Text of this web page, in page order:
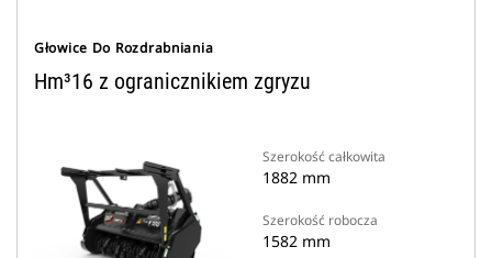
Głowice Do Rozdrabniania
Hm³16 z ogranicznikiem zgryzu
Szerokość całkowita
1882 mm
Szerokość robocza
1582 mm